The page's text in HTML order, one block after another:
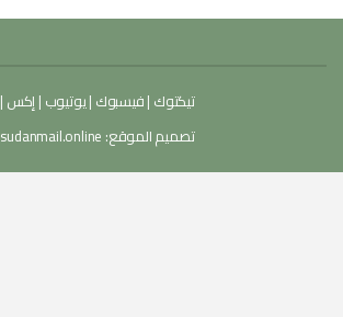
تيكتوك |فيسبوك |يوتيوب | إكس |
تصميم الموقع: sudanmail.online